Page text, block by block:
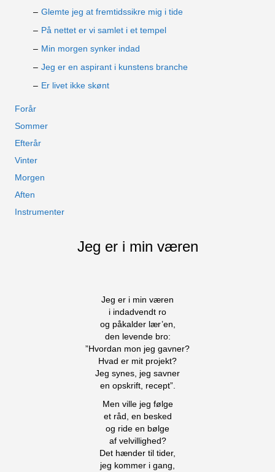
Glemte jeg at fremtidssikre mig i tide
På nettet er vi samlet i et tempel
Min morgen synker indad
Jeg er en aspirant i kunstens branche
Er livet ikke skønt
Forår
Sommer
Efterår
Vinter
Morgen
Aften
Instrumenter
Jeg er i min væren
Jeg er i min væren
i indadvendt ro
og påkalder lær’en,
den levende bro:
”Hvordan mon jeg gavner?
Hvad er mit projekt?
Jeg synes, jeg savner
en opskrift, recept”.
Men ville jeg følge
et råd, en besked
og ride en bølge
af velvillighed?
Det hænder til tider,
jeg kommer i gang,